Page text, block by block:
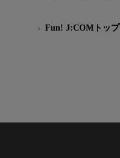
Fun! J:COMトップ